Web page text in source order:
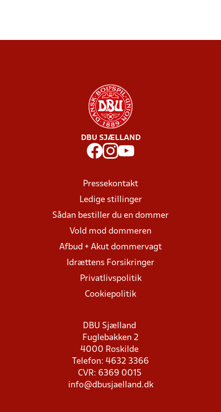
DBU SJÆLLAND
Pressekontakt
Ledige stillinger
Sådan bestiller du en dommer
Vold mod dommeren
Afbud + Akut dommervagt
Idrættens Forsikringer
Privatlivspolitik
Cookiepolitik
DBU Sjælland
Fuglebakken 2
4000 Roskilde
Telefon: 4632 3366
CVR: 6369 0015
info@dbusjaelland.dk